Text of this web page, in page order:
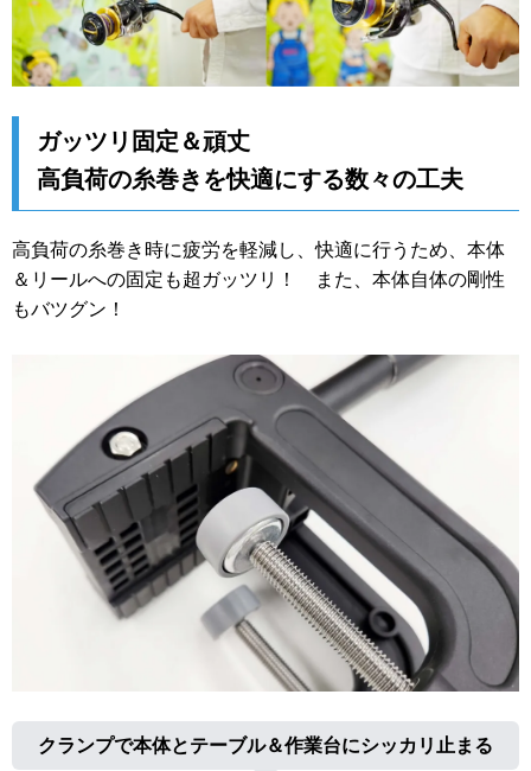
ガッツリ固定＆頑丈
高負荷の糸巻きを快適にする数々の工夫
高負荷の糸巻き時に疲労を軽減し、快適に行うため、本体
＆リールへの固定も超ガッツリ！ また、本体自体の剛性
もバツグン！
クランプで本体とテーブル＆作業台にシッカリ止まる